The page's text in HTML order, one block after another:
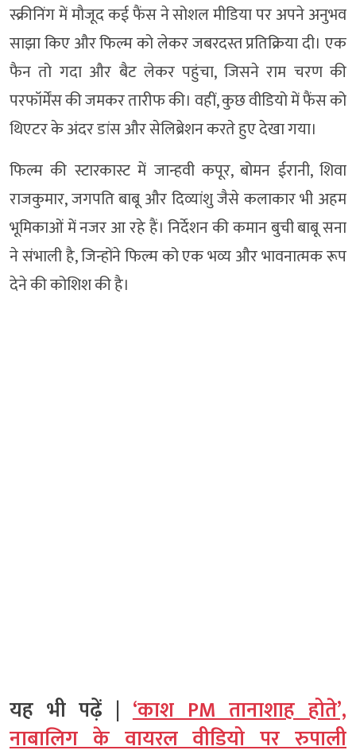
स्क्रीनिंग में मौजूद कई फैंस ने सोशल मीडिया पर अपने अनुभव
साझा किए और फिल्म को लेकर जबरदस्त प्रतिक्रिया दी। एक
फैन तो गदा और बैट लेकर पहुंचा, जिसने राम चरण की
परफॉर्मेंस की जमकर तारीफ की। वहीं, कुछ वीडियो में फैंस को
थिएटर के अंदर डांस और सेलिब्रेशन करते हुए देखा गया।
फिल्म की स्टारकास्ट में जान्हवी कपूर, बोमन ईरानी, शिवा
राजकुमार, जगपति बाबू और दिव्यांशु जैसे कलाकार भी अहम
भूमिकाओं में नजर आ रहे हैं। निर्देशन की कमान बुची बाबू सना
ने संभाली है, जिन्होंने फिल्म को एक भव्य और भावनात्मक रूप
देने की कोशिश की है।
यह भी पढ़ें |‘काश PM तानाशाह होते’,
नाबालिग के वायरल वीडियो पर रुपाली